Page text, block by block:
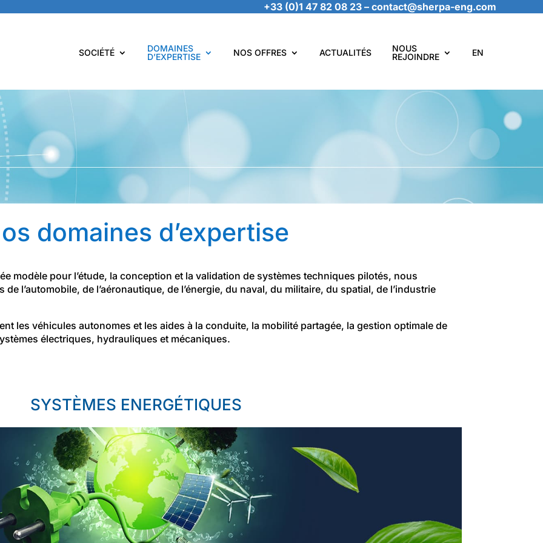
+33 (0)1 47 82 08 23 – contact@sherpa-eng.com
SOCIÉTÉ
DOMAINES
D’EXPERTISE
NOS OFFRES ACTUALITÉS
NOUS
REJOINDRE
EN
domaines d’expertise
modèle pour l’étude, la conception et la validation de systèmes techniques pilotés, nous
l’automobile, de l’aéronautique, de l’énergie, du naval, du militaire, du spatial, de l’industrie
les véhicules autonomes et les aides à la conduite, la mobilité partagée, la gestion optimale de
électriques, hydrauliques et mécaniques.
SYSTÈMES ENERGÉTIQUES